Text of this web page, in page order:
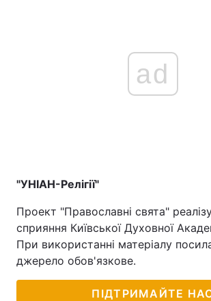
ad
"УНІАН-Релігії"
Проект "Православні свята"
сприяння Київської Духовної
При використанні матеріалу
джерело обов'язкове.
ПІДТРИМАЙТЕ